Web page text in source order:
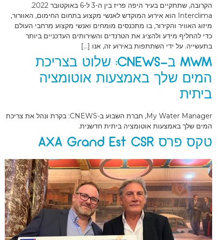
הקרובה, שתתקיים בעיר היפה פריז בין ה-3 ל-6 באוקטובר 2022.
Interclima הוא אירוע המוקדש לאנשי מקצוע בתחום החימום, האוורור,
מיזוג האוויר והקירור, בו מתכנסים מומחים ואנשי מקצוע מרחבי העולם
כדי להחליף מידע ולהציג את הטרנדים והשירותים העדכניים ביותר
בתעשייה. על ידי השתתפות באירוע זה, אנו […]
MWM ב-CNEWS: שלוט בצריכת
המים שלך באמצעות אוטומציה
ביתית
My Water Manager, חברת השבוע ב-CNEWS: בקרת ונהל את צריכת
המים שלך באמצעות אוטומציה ביתית חדשנית.
טקס פרס AXA Grand Est CSR